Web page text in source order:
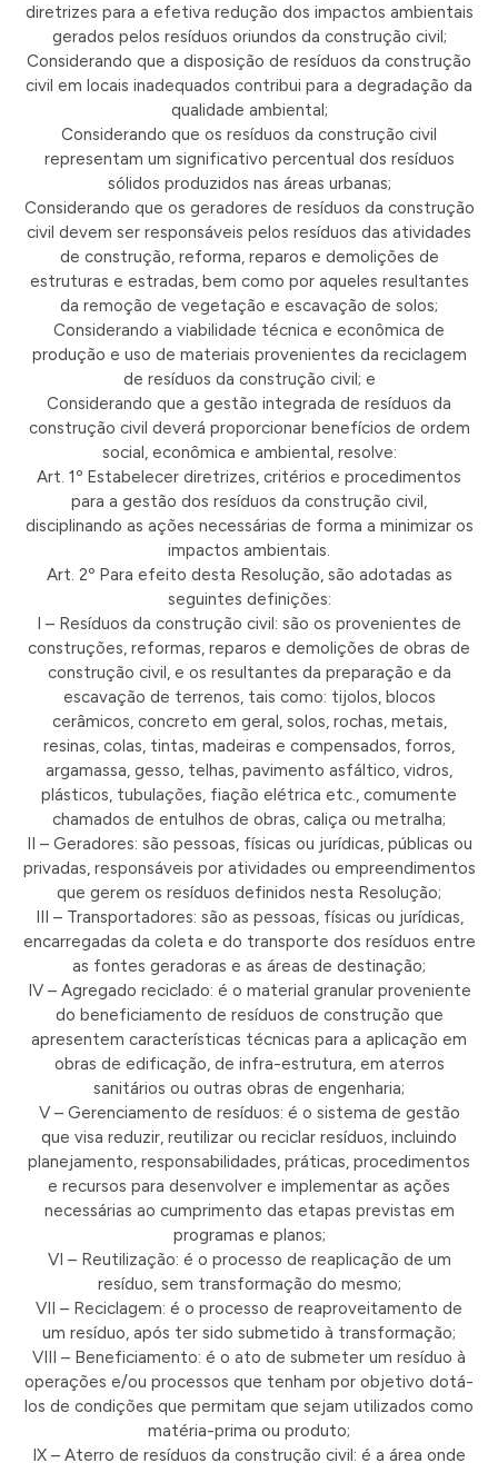
diretrizes para a efetiva redução dos impactos ambientais
gerados pelos resíduos oriundos da construção civil;
Considerando que a disposição de resíduos da construção
civil em locais inadequados contribui para a degradação da
qualidade ambiental;
Considerando que os resíduos da construção civil
representam um significativo percentual dos resíduos
sólidos produzidos nas áreas urbanas;
Considerando que os geradores de resíduos da construção
civil devem ser responsáveis pelos resíduos das atividades
de construção, reforma, reparos e demolições de
estruturas e estradas, bem como por aqueles resultantes
da remoção de vegetação e escavação de solos;
Considerando a viabilidade técnica e econômica de
produção e uso de materiais provenientes da reciclagem
de resíduos da construção civil; e
Considerando que a gestão integrada de resíduos da
construção civil deverá proporcionar benefícios de ordem
social, econômica e ambiental, resolve:
Art. 1º Estabelecer diretrizes, critérios e procedimentos
para a gestão dos resíduos da construção civil,
disciplinando as ações necessárias de forma a minimizar os
impactos ambientais.
Art. 2º Para efeito desta Resolução, são adotadas as
seguintes definições:
I – Resíduos da construção civil: são os provenientes de
construções, reformas, reparos e demolições de obras de
construção civil, e os resultantes da preparação e da
escavação de terrenos, tais como: tijolos, blocos
cerâmicos, concreto em geral, solos, rochas, metais,
resinas, colas, tintas, madeiras e compensados, forros,
argamassa, gesso, telhas, pavimento asfáltico, vidros,
plásticos, tubulações, fiação elétrica etc., comumente
chamados de entulhos de obras, caliça ou metralha;
II – Geradores: são pessoas, físicas ou jurídicas, públicas ou
privadas, responsáveis por atividades ou empreendimentos
que gerem os resíduos definidos nesta Resolução;
III – Transportadores: são as pessoas, físicas ou jurídicas,
encarregadas da coleta e do transporte dos resíduos entre
as fontes geradoras e as áreas de destinação;
IV – Agregado reciclado: é o material granular proveniente
do beneficiamento de resíduos de construção que
apresentem características técnicas para a aplicação em
obras de edificação, de infra-estrutura, em aterros
sanitários ou outras obras de engenharia;
V – Gerenciamento de resíduos: é o sistema de gestão
que visa reduzir, reutilizar ou reciclar resíduos, incluindo
planejamento, responsabilidades, práticas, procedimentos
e recursos para desenvolver e implementar as ações
necessárias ao cumprimento das etapas previstas em
programas e planos;
VI – Reutilização: é o processo de reaplicação de um
resíduo, sem transformação do mesmo;
VII – Reciclagem: é o processo de reaproveitamento de
um resíduo, após ter sido submetido à transformação;
VIII – Beneficiamento: é o ato de submeter um resíduo à
operações e/ou processos que tenham por objetivo dotá-
los de condições que permitam que sejam utilizados como
matéria-prima ou produto;
IX – Aterro de resíduos da construção civil: é a área onde